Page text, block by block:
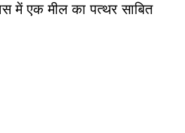
में एक मील का पत्थर साबित